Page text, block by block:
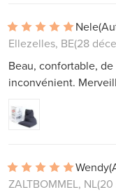
Nele
Ellezelles, BE(28
Beau, confortable,
inconvénient.
Wendy
ZALTBOMMEL, NL(20